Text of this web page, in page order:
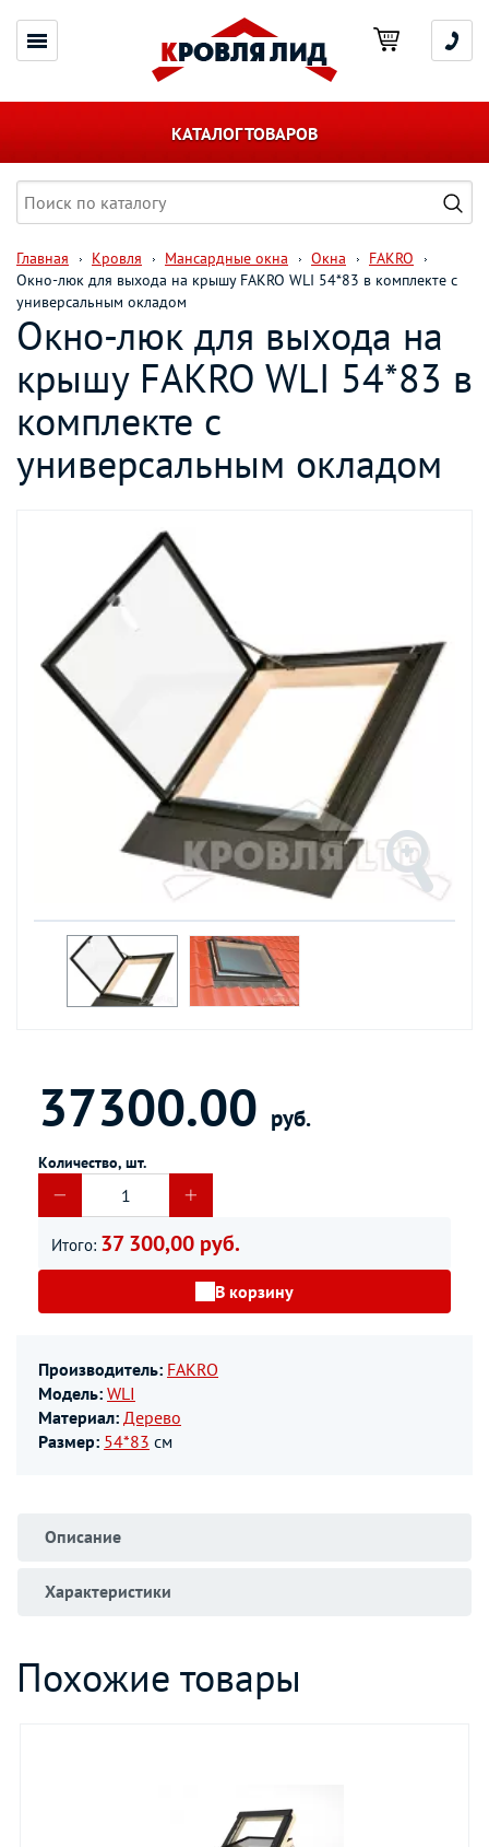
КАТАЛОГ ТОВАРОВ
Главная Кровля Мансардные окна Окна
FAKRO
Окно-люк для выхода на крышу FAKRO WLI 54*83 в комплекте с
универсальным окладом
Окно-люк для выхода на
крышу FAKRO WLI 54*83 в
комплекте с
универсальным окладом
37300.00 руб.
Количество, шт.
Итого: 37 300,00 руб.
В корзину
Производитель: FAKRO
Модель: WLI
Материал: Дерево
Размер: 54*83 см
Описание
Характеристики
Похожие товары